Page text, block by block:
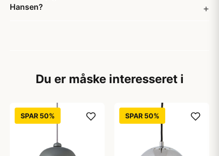
Hansen?
Du er måske interesseret i
SPAR 50% SPAR 50%